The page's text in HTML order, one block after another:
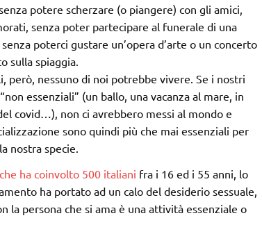
potere scherzare (o piangere) con gli amici,
senza poter partecipare al funerale di una
poterci gustare un’opera d’arte o un concerto
sulla spiaggia.
però, nessuno di noi potrebbe vivere. Se i nostri
essenziali” (un ballo, una vacanza al mare, in
covid…), non ci avrebbero messi al mondo e
sono quindi più che mai essenziali per
nostra specie.
ha coinvolto 500 italiani fra i 16 ed i 55 anni, lo
ha portato ad un calo del desiderio sessuale,
la persona che si ama è una attività essenziale o